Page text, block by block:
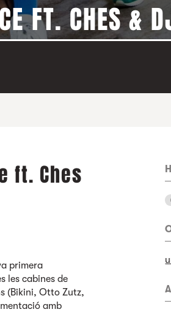
FT. CHES &
ft. Ches
primera
les cabines de
(Bikini, Otto Zutz,
amb